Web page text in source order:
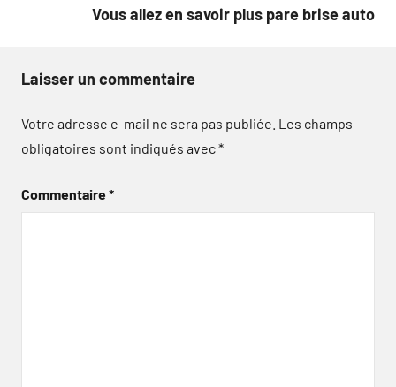
Vous allez en savoir plus pare brise auto
Laisser un commentaire
Votre adresse e-mail ne sera pas publiée. Les champs
obligatoires sont indiqués avec*
Commentaire*